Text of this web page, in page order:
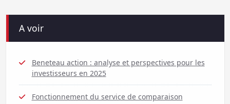
A voir
Beneteau action : analyse et perspectives pour les
investisseurs en 2025
Fonctionnement du service de comparaison